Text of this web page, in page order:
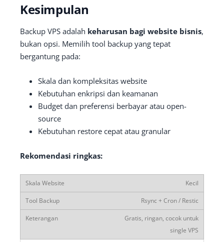
Kesimpulan
Backup VPS adalah keharusan bagi website bisnis,
bukan opsi. Memilih tool backup yang tepat
bergantung pada:
Skala dan kompleksitas website
Kebutuhan enkripsi dan keamanan
Budget dan preferensi berbayar atau open-
source
Kebutuhan restore cepat atau granular
Rekomendasi ringkas:
Kecil
Rsync + Cron / Restic
Gratis, ringan, cocok untuk
single VPS